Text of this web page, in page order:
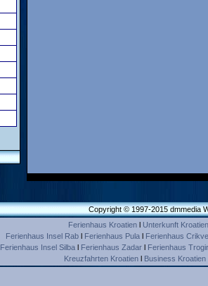
Copyright © 1997-2015 dmmedia
Ferienhaus Kroatien l Unterkunft Kroatien
Ferienhaus Insel Rabl Ferienhaus Pulal Ferienhaus
Ferienhaus Insel Silbal Ferienhaus Zadarl Ferienhaus
Kreuzfahrten Kroatienl Business Kroatien